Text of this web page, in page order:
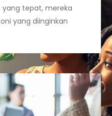
tepat, mereka
yang diinginkan